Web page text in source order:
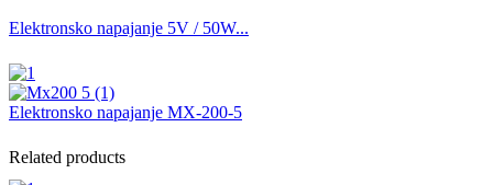
Elektronsko napajanje 5V / 50W...
Elektronsko napajanje MX-200-5
Related products